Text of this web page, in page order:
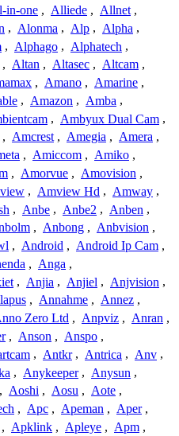
in-one , Alliede , Allnet ,
, Alonma , Alp , Alpha ,
, Alphago , Alphatech ,
, Altan , Altasec , Altcam ,
, Amano , Amarine ,
, Amazon , Amba ,
, Ambyux Dual Cam ,
, Amcrest , Amegia , Amera ,
, Amiccom , Amiko ,
, Amorvue , Amovision ,
, Amview Hd , Amway ,
, Anbe , Anbe2 , Anben ,
, Anbong , Anbvision ,
, Android , Android Ip Cam ,
, Anga ,
, Anjia , Anjiel , Anjvision ,
, Annahme , Annez ,
Zero Ltd , Anpviz , Anran ,
, Anson , Anspo ,
, Antkr , Antrica , Anv ,
, Anykeeper , Anysun ,
, Aoshi , Aosu , Aote ,
, Apc , Apeman , Aper ,
, Apklink , Apleye , Apm ,